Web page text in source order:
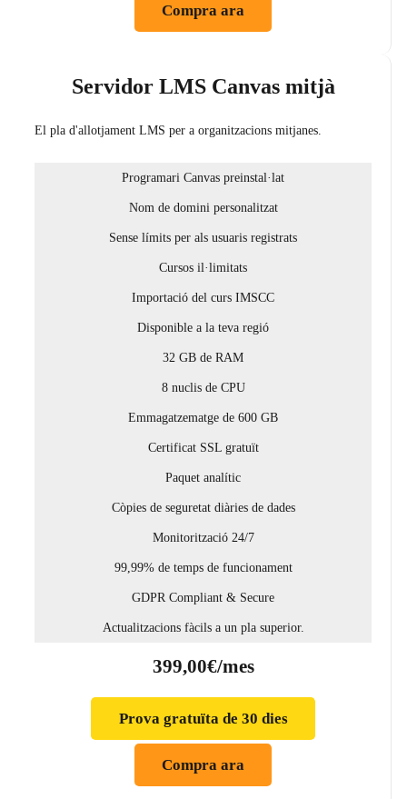
Compra ara
Servidor LMS Canvas mitjà
El pla d'allotjament LMS per a organitzacions mitjanes.
Programari Canvas preinstal·lat
Nom de domini personalitzat
Sense límits per als usuaris registrats
Cursos il·limitats
Importació del curs IMSCC
Disponible a la teva regió
32 GB de RAM
8 nuclis de CPU
Emmagatzematge de 600 GB
Certificat SSL gratuït
Paquet analític
Còpies de seguretat diàries de dades
Monitorització 24/7
99,99% de temps de funcionament
GDPR Compliant & Secure
Actualitzacions fàcils a un pla superior.
399,00€/mes
Prova gratuïta de 30 dies
Compra ara